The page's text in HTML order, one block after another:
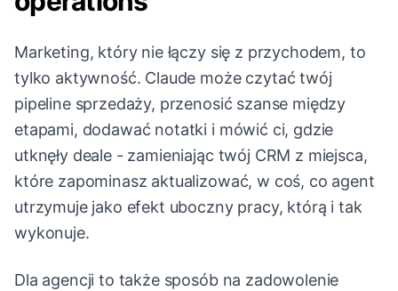
Marketing, który nie łączy się z przychodem, to
tylko aktywność. Claude może czytać twój
pipeline sprzedaży, przenosić szanse między
etapami, dodawać notatki i mówić ci, gdzie
utknęły deale - zamieniając twój CRM z miejsca,
które zapominasz aktualizować, w coś, co agent
utrzymuje jako efekt uboczny pracy, którą i tak
wykonuje.
Dla agencji to także sposób na zadowolenie